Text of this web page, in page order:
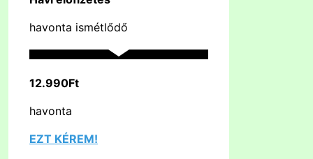
havonta ismétlődő
12.990Ft
havonta
EZT KÉREM!